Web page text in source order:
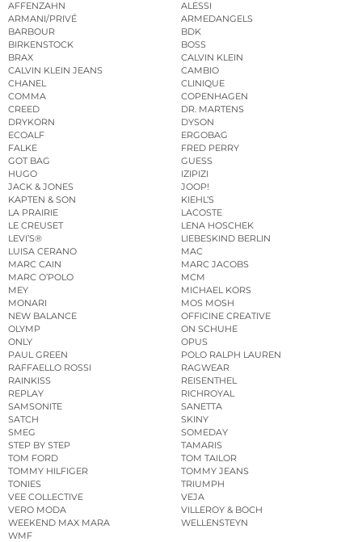
AFFENZAHN
ALESSI
ARMANI/PRIVÉ
ARMEDANGELS
BARBOUR
BDK
BIRKENSTOCK
BOSS
BRAX
CALVIN KLEIN
CALVIN KLEIN JEANS
CAMBIO
CHANEL
CLINIQUE
COMMA
COPENHAGEN
CREED
DR. MARTENS
DRYKORN
DYSON
ECOALF
ERGOBAG
FALKE
FRED PERRY
GOT BAG
GUESS
HUGO
IZIPIZI
JACK & JONES
JOOP!
KAPTEN & SON
KIEHL’S
LA PRAIRIE
LACOSTE
LE CREUSET
LENA HOSCHEK
LEVI’S®
LIEBESKIND BERLIN
LUISA CERANO
MAC
MARC CAIN
MARC JACOBS
MARC O’POLO
MCM
MEY
MICHAEL KORS
MONARI
MOS MOSH
NEW BALANCE
OFFICINE CREATIVE
OLYMP
ON SCHUHE
ONLY
OPUS
PAUL GREEN
POLO RALPH LAUREN
RAFFAELLO ROSSI
RAGWEAR
RAINKISS
REISENTHEL
REPLAY
RICHROYAL
SAMSONITE
SANETTA
SATCH
SKINY
SMEG
SOMEDAY
STEP BY STEP
TAMARIS
TOM FORD
TOM TAILOR
TOMMY HILFIGER
TOMMY JEANS
TONIES
TRIUMPH
VEE COLLECTIVE
VEJA
VERO MODA
VILLEROY & BOCH
WEEKEND MAX MARA
WELLENSTEYN
WMF